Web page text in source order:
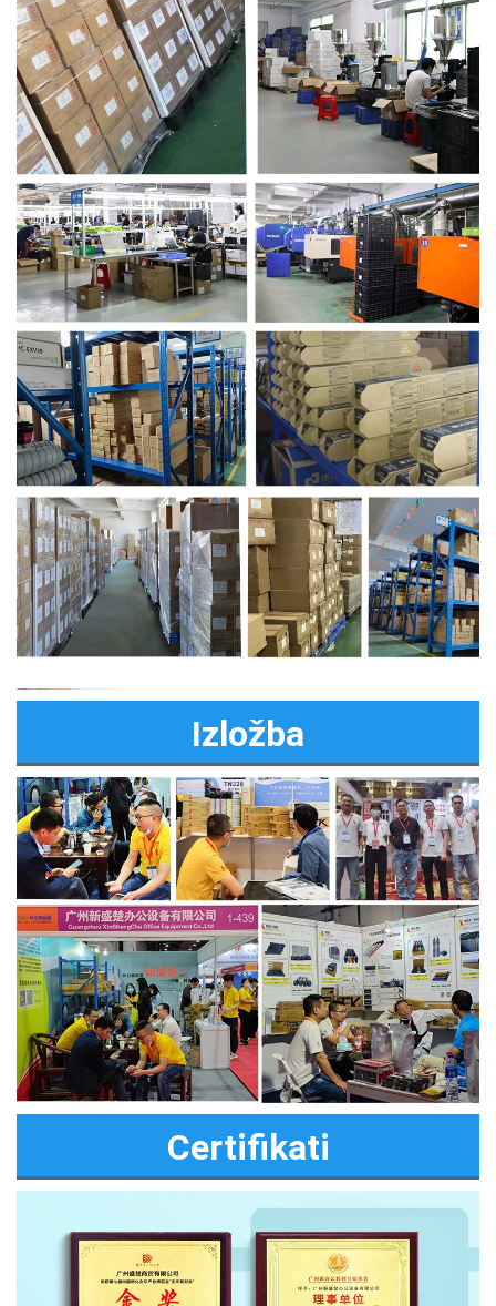
Izložba
Certifikati